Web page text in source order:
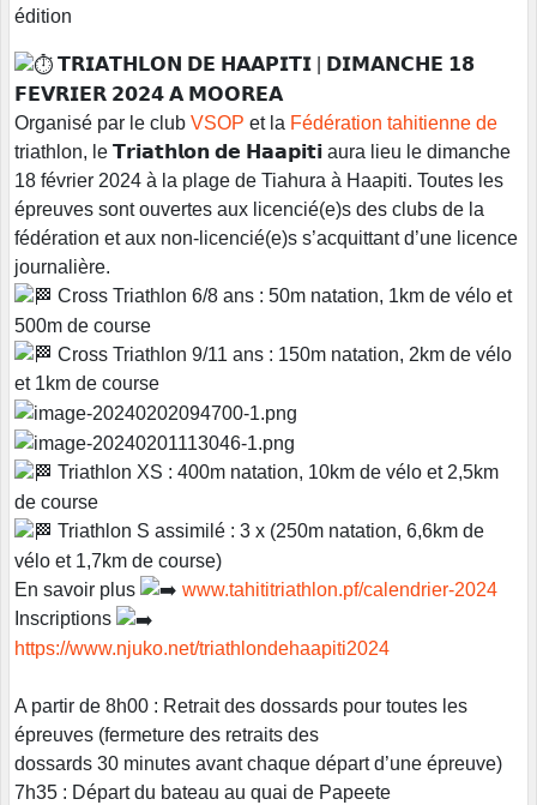
édition
𝗧𝗥𝗜𝗔𝗧𝗛𝗟𝗢𝗡 𝗗𝗘 𝗛𝗔𝗔𝗣𝗜𝗧𝗜 | 𝗗𝗜𝗠𝗔𝗡𝗖𝗛𝗘 𝟭𝟴
𝗙𝗘𝗩𝗥𝗜𝗘𝗥 𝟮𝟬𝟮𝟰 𝗔 𝗠𝗢𝗢𝗥𝗘𝗔
Organisé par le club VSOP et la Fédération tahitienne de
triathlon, le 𝗧𝗿𝗶𝗮𝘁𝗵𝗹𝗼𝗻 𝗱𝗲 𝗛𝗮𝗮𝗽𝗶𝘁𝗶 aura lieu le dimanche
18 février 2024 à la plage de Tiahura à Haapiti. Toutes les
épreuves sont ouvertes aux licencié(e)s des clubs de la
fédération et aux non-licencié(e)s s’acquittant d’une licence
journalière.
Cross Triathlon 6/8 ans : 50m natation, 1km de vélo et
500m de course
Cross Triathlon 9/11 ans : 150m natation, 2km de vélo
et 1km de course
Triathlon XS : 400m natation, 10km de vélo et 2,5km
de course
Triathlon S assimilé : 3 x (250m natation, 6,6km de
vélo et 1,7km de course)
En savoir plus
www.tahititriathlon.pf/calendrier-2024
Inscriptions
https://www.njuko.net/triathlondehaapiti2024
A partir de 8h00 : Retrait des dossards pour toutes les
épreuves (fermeture des retraits des
dossards 30 minutes avant chaque départ d’une épreuve)
7h35 : Départ du bateau au quai de Papeete